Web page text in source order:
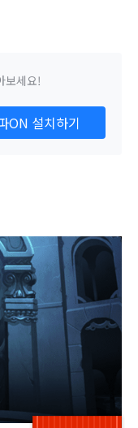
보세요!
ON 설치하기